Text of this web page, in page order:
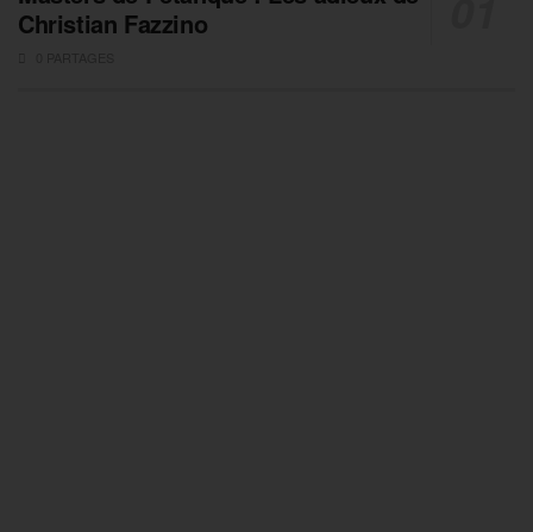
Christian Fazzino